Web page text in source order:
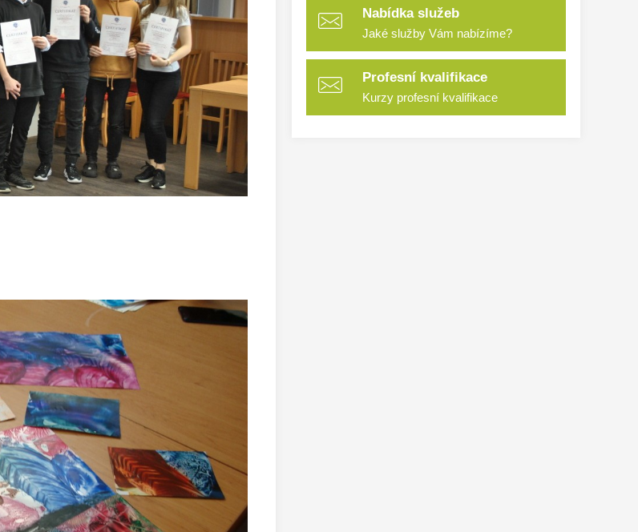
Nabídka služeb
Jaké služby Vám nabízíme?
Profesní kvalifikace
Kurzy profesní kvalifikace